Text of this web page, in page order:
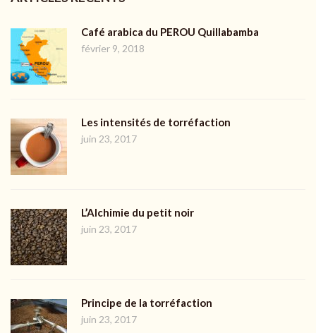
Café arabica du PEROU Quillabamba
février 9, 2018
Les intensités de torréfaction
juin 23, 2017
L’Alchimie du petit noir
juin 23, 2017
Principe de la torréfaction
juin 23, 2017